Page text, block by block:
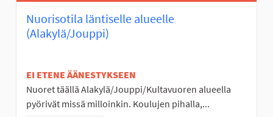
Nuorisotila läntiselle alueelle
(Alakylä/Jouppi)
EI ETENE ÄÄNESTYKSEEN
Nuoret täällä Alakylä/Jouppi/Kultavuoren alueella
pyörivät missä milloinkin. Koulujen pihalla,...